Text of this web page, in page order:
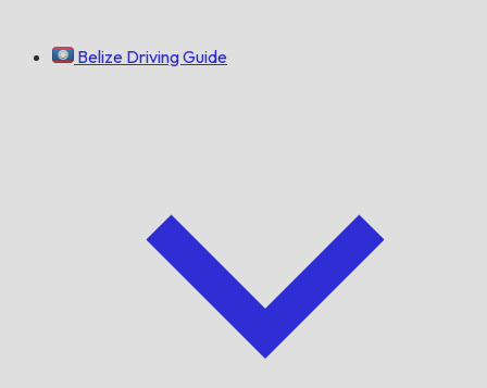
Belize Driving Guide